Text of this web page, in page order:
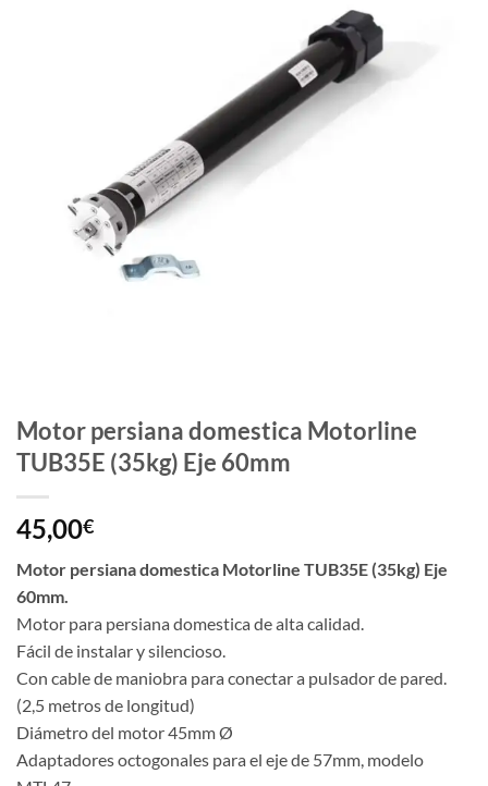
Motor persiana domestica Motorline
TUB35E (35kg) Eje 60mm
45,00€
Motor persiana domestica Motorline TUB35E (35kg) Eje
60mm.
Motor para persiana domestica de alta calidad.
Fácil de instalar y silencioso.
Con cable de maniobra para conectar a pulsador de pared.
(2,5 metros de longitud)
Diámetro del motor 45mm Ø
Adaptadores octogonales para el eje de 57mm, modelo